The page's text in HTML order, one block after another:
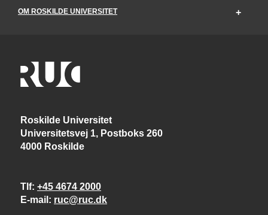
OM ROSKILDE UNIVERSITET
Roskilde Universitet
Universitetsvej 1, Postboks 260
4000 Roskilde
Tlf +45 4674 2000
E-mail
ruc@ruc.dk